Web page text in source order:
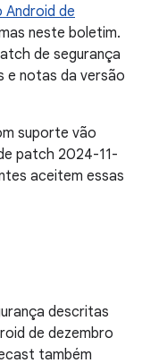
Android de
neste boletim.
de segurança
e notas da versão
suporte vão
patch 2024-11-
aceitem essas
descritas
de dezembro
também